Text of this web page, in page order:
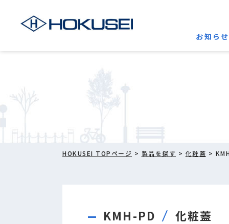
お知らせ
HOKUSEI TOPページ > 製品を探す > 化粧蓋 >
KMH-PD 化粧蓋